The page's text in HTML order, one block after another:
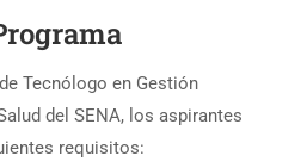
Tecnólogo en Gestión
del SENA, los aspirantes
requisitos: